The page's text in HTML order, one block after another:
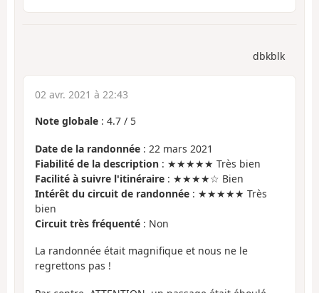
dbkblk
02 avr. 2021 à 22:43
Note globale : 4.7 / 5
Date de la randonnée : 22 mars 2021
Fiabilité de la description : ★★★★★ Très bien
Facilité à suivre l'itinéraire : ★★★★☆ Bien
Intérêt du circuit de randonnée : ★★★★★ Très
bien
Circuit très fréquenté : Non
La randonnée était magnifique et nous ne le
regrettons pas !